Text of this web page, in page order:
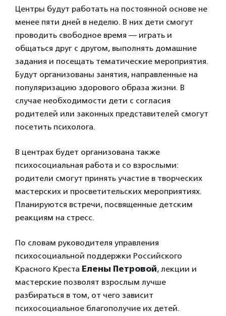
Центры будут работать на постоянной основе не
менее пяти дней в неделю. В них дети смогут
проводить свободное время — играть и
общаться друг с другом, выполнять домашние
задания и посещать тематические мероприятия.
Будут организованы занятия, направленные на
популяризацию здорового образа жизни. В
случае необходимости дети с согласия
родителей или законных представителей смогут
посетить психолога.
В центрах будет организована также
психосоциальная работа и со взрослыми:
родители смогут принять участие в творческих
мастерских и просветительских мероприятиях.
Планируются встречи, посвященные детским
реакциям на стресс.
По словам руководителя управления
психосоциальной поддержки Российского
Красного Креста Елены Петровой, лекции и
мастерские позволят взрослым лучше
разбираться в том, от чего зависит
психосоциальное благополучие их детей.